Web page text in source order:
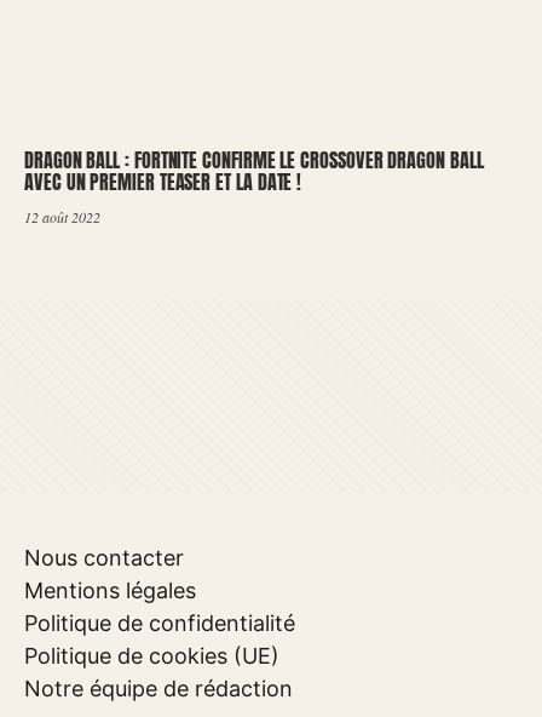
DRAGON BALL : FORTNITE CONFIRME LE CROSSOVER DRAGON BALL
AVEC UN PREMIER TEASER ET LA DATE !
12 août 2022
Nous contacter
Mentions légales
Politique de confidentialité
Politique de cookies (UE)
Notre équipe de rédaction